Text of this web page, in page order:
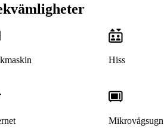
Hiss
Mikrovågsugn